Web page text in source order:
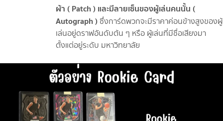
ผ้า ( Patch ) และมีลายเซ็นของผู้เล่นคนนั้น (
Autograph )ซึ่งการ์ดพวกจะมีราคาค่อนข้างสูงของผู้
เล่นอยู่ดราฟอันดับต้น ๆ หรือ ผู้เล่นที่มีชื่อเสียงมา
ตั้งแต่อยู่ระดับ มหาวิทยาลัย